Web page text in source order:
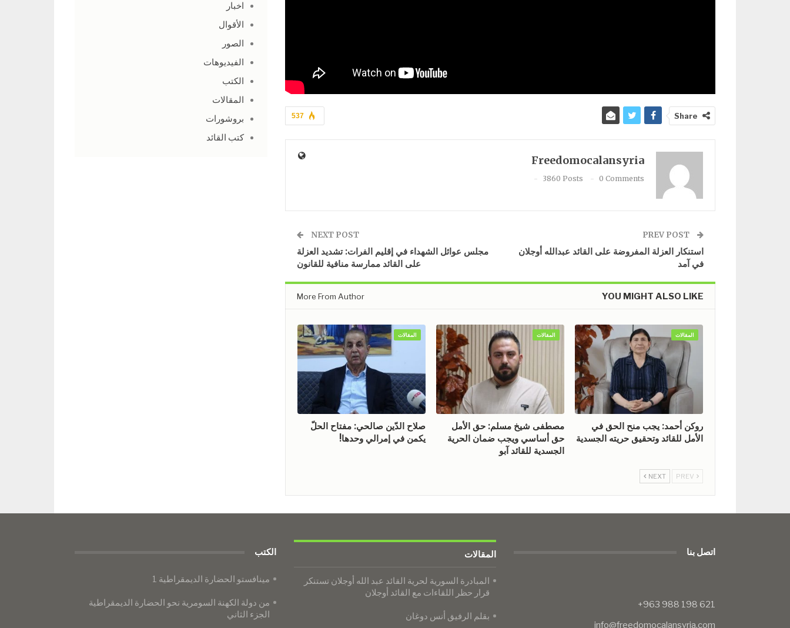
537 Share
Freedomocalansyria
3860 Posts 0 Comments
استنكار العزلة المفروضة على القائد عبدالله أوجلان
في آمد
NEXT POST
مجلس عوائل الشهداء في إقليم الفرات: تشديد العزلة
على القائد ممارسة منافية للقانون
YOU MIGHT ALSO LIKE
More From Author
المقالات
روكن أحمد: يجب منح الحق في
الأمل للقائد وتحقيق حريته الجسدية
المقالات
مصطفى شيخ مسلم: حق الأمل
حق أساسي ويجب ضمان الحرية
الجسدية للقائد آبو
المقالات
صلاح الدّين صالحي: مفتاح الحلّ
يكمن في إمرالي وحدها!
NEXT
اخبار
الأقوال
الصور
الفيديوهات
الكتب
المقالات
بروشورات
كتب القائد
اتصل بنا
info@freedomocalansyria.com
المقالات
المبادرة السورية لحرية القائد عبد الله أوجلان تستنكر
قرار حظر اللقاءات مع القائد أوجلان
بقلم الرفيق أنس دوغان
الكتب
مينافستو الحضارة الديمقراطية 1
من دولة الكهنة السومرية نحو الحضارة الديمقراطية
الجزء الثاني